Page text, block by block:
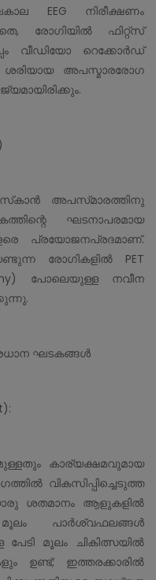
EEG നിരീക്ഷണം
രോഗിയിൽ ഫിറ്റ്സ്
വീഡിയോ റെക്കോർഡ്
ശരിയായ അപസ്മാരരോഗ
അപസ്‌മാരത്തിനു
ഘടനാപരമായ
പ്രയോജനപ്രദമാണ്.
രോഗികളിൽ PET
പോലെയുള്ള നവീന
ഘടകങ്ങൾ
കാര്യക്ഷമവുമായ
വികസിപ്പിച്ചെടുത്ത
ശതമാനം ആളുകളിൽ
പാർശ്വഫലങ്ങൾ
പേടി മൂലം ചികിത്സയിൽ
ഉണ്ട്; ഇത്തരക്കാരിൽ